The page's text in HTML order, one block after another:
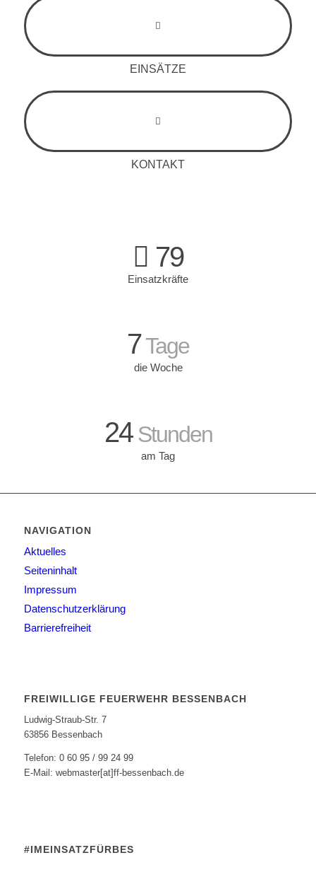
EINSÄTZE
KONTAKT
79
Einsatzkräfte
7Tage
die Woche
24Stunden
am Tag
NAVIGATION
Aktuelles
Seiteninhalt
Impressum
Datenschutzerklärung
Barrierefreiheit
FREIWILLIGE FEUERWEHR BESSENBACH
Ludwig-Straub-Str. 7
63856 Bessenbach
Telefon: 0 60 95 / 99 24 99
E-Mail: webmaster[at]ff-bessenbach.de
#IMEINSATZFÜRBES